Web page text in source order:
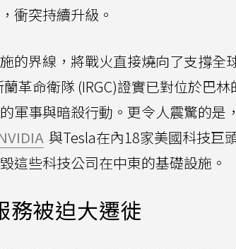
衝突持續升級。
的界線，將戰火直接燒向了支撐全
蘭革命衛隊 (IRGC)證實已對位於巴林
軍事與暗殺行動。更令人震驚的是
與Tesla在內18家美國科技巨
這些科技公司在中東的基礎設施。
務被迫大遷徙